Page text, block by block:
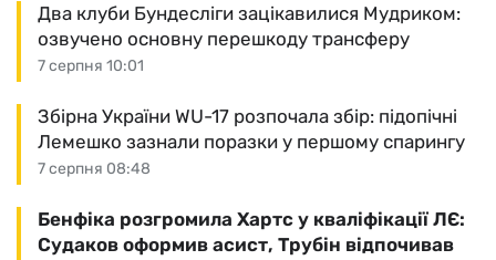
7 серпня 10:01
Два клуби Бундесліги зацікавилися Мудриком:
озвучено основну перешкоду трансферу
7 серпня 08:48
Збірна України WU-17 розпочала збір: підопічні
Лемешко зазнали поразки у першому спарингу
Бенфіка розгромила Хартс у кваліфікації ЛЄ:
Судаков оформив асист, Трубін відпочивав